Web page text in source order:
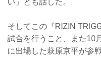
そしてこの『RIZIN
試合を行うこと、また10
に出場した萩原京平が参